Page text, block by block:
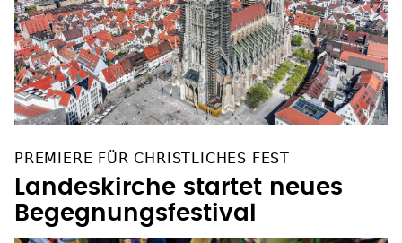
PREMIERE FÜR CHRISTLICHES FEST
Landeskirche startet neues
Begegnungsfestival